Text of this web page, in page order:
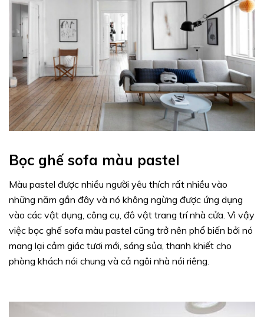
Bọc ghế sofa màu pastel
Màu pastel được nhiều người yêu thích rất nhiều vào
những năm gần đây và nó không ngừng được ứng dụng
vào các vật dụng, công cụ, đô vật trang trí nhà cửa. Vì vậy
việc bọc ghế sofa màu pastel cũng trở nên phổ biến bởi nó
mang lại cảm giác tươi mới, sáng sủa, thanh khiết cho
phòng khách nói chung và cả ngôi nhà nói riêng.